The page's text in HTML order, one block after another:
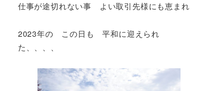
仕事が途切れない事 よい取引先様にも恵まれ
2023年の この日も 平和に迎えられ
た、、、、